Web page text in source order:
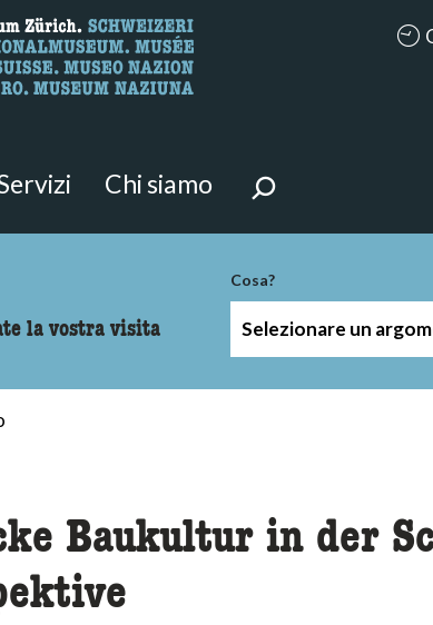
cercare i contenuti della pagina.
Chi siamo
la vostra visita
Cosa?
Selezionare un
Baukultur in der